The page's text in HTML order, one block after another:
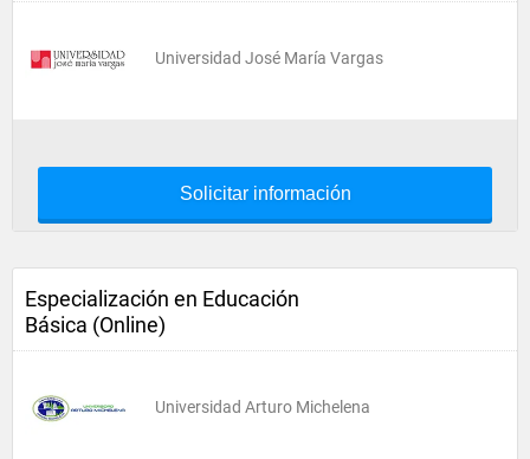
Universidad José María Vargas
Solicitar información
Especialización en Educación
Básica (Online)
Universidad Arturo Michelena